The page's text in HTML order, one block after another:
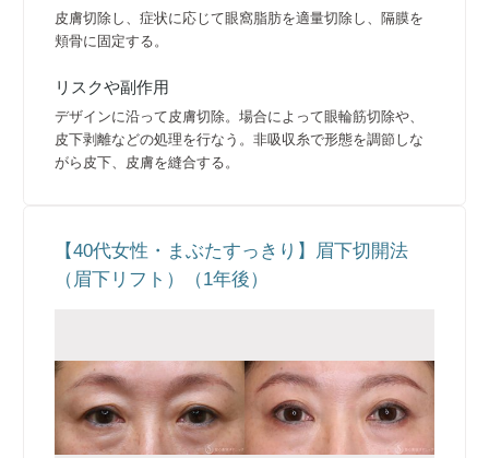
皮膚切除し、症状に応じて眼窩脂肪を適量切除し、隔膜を
頬骨に固定する。
リスクや副作用
デザインに沿って皮膚切除。場合によって眼輪筋切除や、
皮下剥離などの処理を行なう。非吸収糸で形態を調節しな
がら皮下、皮膚を縫合する。
【40代女性・まぶたすっきり】眉下切開法
（眉下リフト）（1年後）